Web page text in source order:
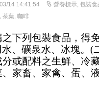
14 14:41:54 營養標示, 包裝食
茶葉, 咖啡
下列包裝食品，得
、礦泉水、冰塊。(
或配料之生鮮、冷
家畜、家禽、蛋、